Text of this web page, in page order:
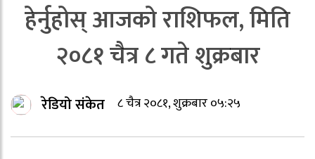
हेर्नुहोस् आजको राशिफल, मिति
२०८१ चैत्र ८ गते शुक्रबार
रेडियो संकेत ८ चैत्र २०८१, शुक्रबार ०५:२५